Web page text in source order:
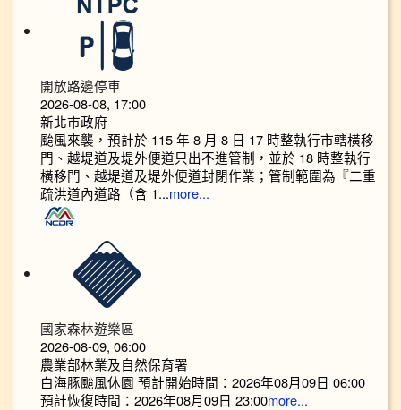
開放路邊停車
2026-08-08, 17:00
新北市政府
颱風來襲，預計於 115 年 8 月 8 日 17 時整執行市轄橫移
門、越堤道及堤外便道只出不進管制，並於 18 時整執行
橫移門、越堤道及堤外便道封閉作業；管制範圍為『二重
疏洪道內道路（含 1...more...
國家森林遊樂區
2026-08-09, 06:00
農業部林業及自然保育署
白海豚颱風休園 預計開始時間：2026年08月09日 06:00
預計恢復時間：2026年08月09日 23:00more...